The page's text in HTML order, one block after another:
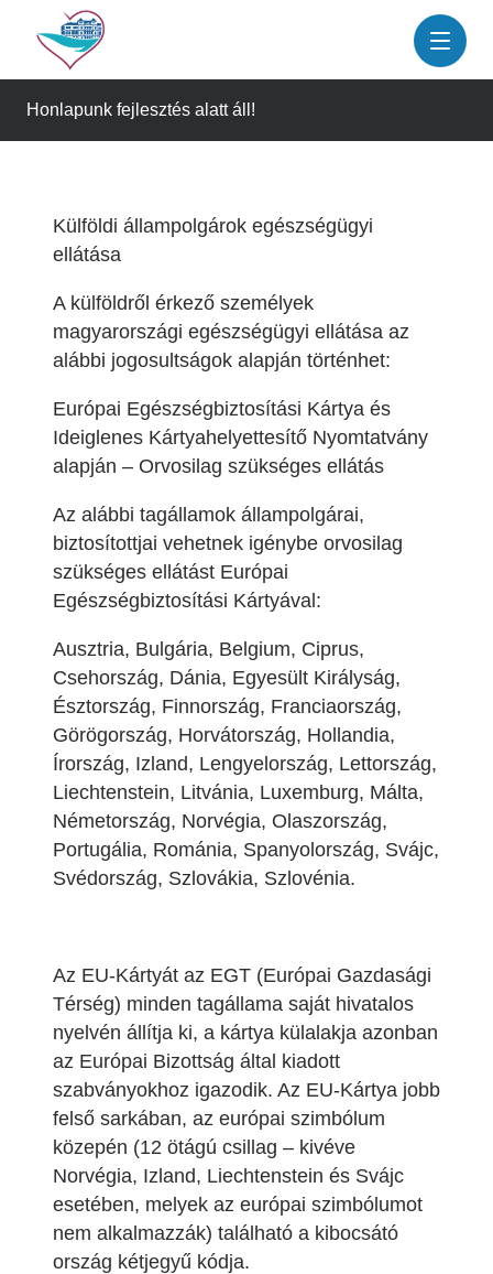
tartalomra
Honlapunk fejlesztés alatt áll!
Külföldi állampolgárok egészségügyi
ellátása
A külföldről érkező személyek
magyarországi egészségügyi ellátása az
alábbi jogosultságok alapján történhet:
Európai Egészségbiztosítási Kártya és
Ideiglenes Kártyahelyettesítő Nyomtatvány
alapján – Orvosilag szükséges ellátás
Az alábbi tagállamok állampolgárai,
biztosítottjai vehetnek igénybe orvosilag
szükséges ellátást Európai
Egészségbiztosítási Kártyával:
Ausztria, Bulgária, Belgium, Ciprus,
Csehország, Dánia, Egyesült Királyság,
Észtország, Finnország, Franciaország,
Görögország, Horvátország, Hollandia,
Írország, Izland, Lengyelország, Lettország,
Liechtenstein, Litvánia, Luxemburg, Málta,
Németország, Norvégia, Olaszország,
Portugália, Románia, Spanyolország, Svájc,
Svédország, Szlovákia, Szlovénia.
Az EU-Kártyát az EGT (Európai Gazdasági
Térség) minden tagállama saját hivatalos
nyelvén állítja ki, a kártya külalakja azonban
az Európai Bizottság által kiadott
szabványokhoz igazodik. Az EU-Kártya jobb
felső sarkában, az európai szimbólum
közepén (12 ötágú csillag – kivéve
Norvégia, Izland, Liechtenstein és Svájc
esetében, melyek az európai szimbólumot
nem alkalmazzák) található a kibocsátó
ország kétjegyű kódja.